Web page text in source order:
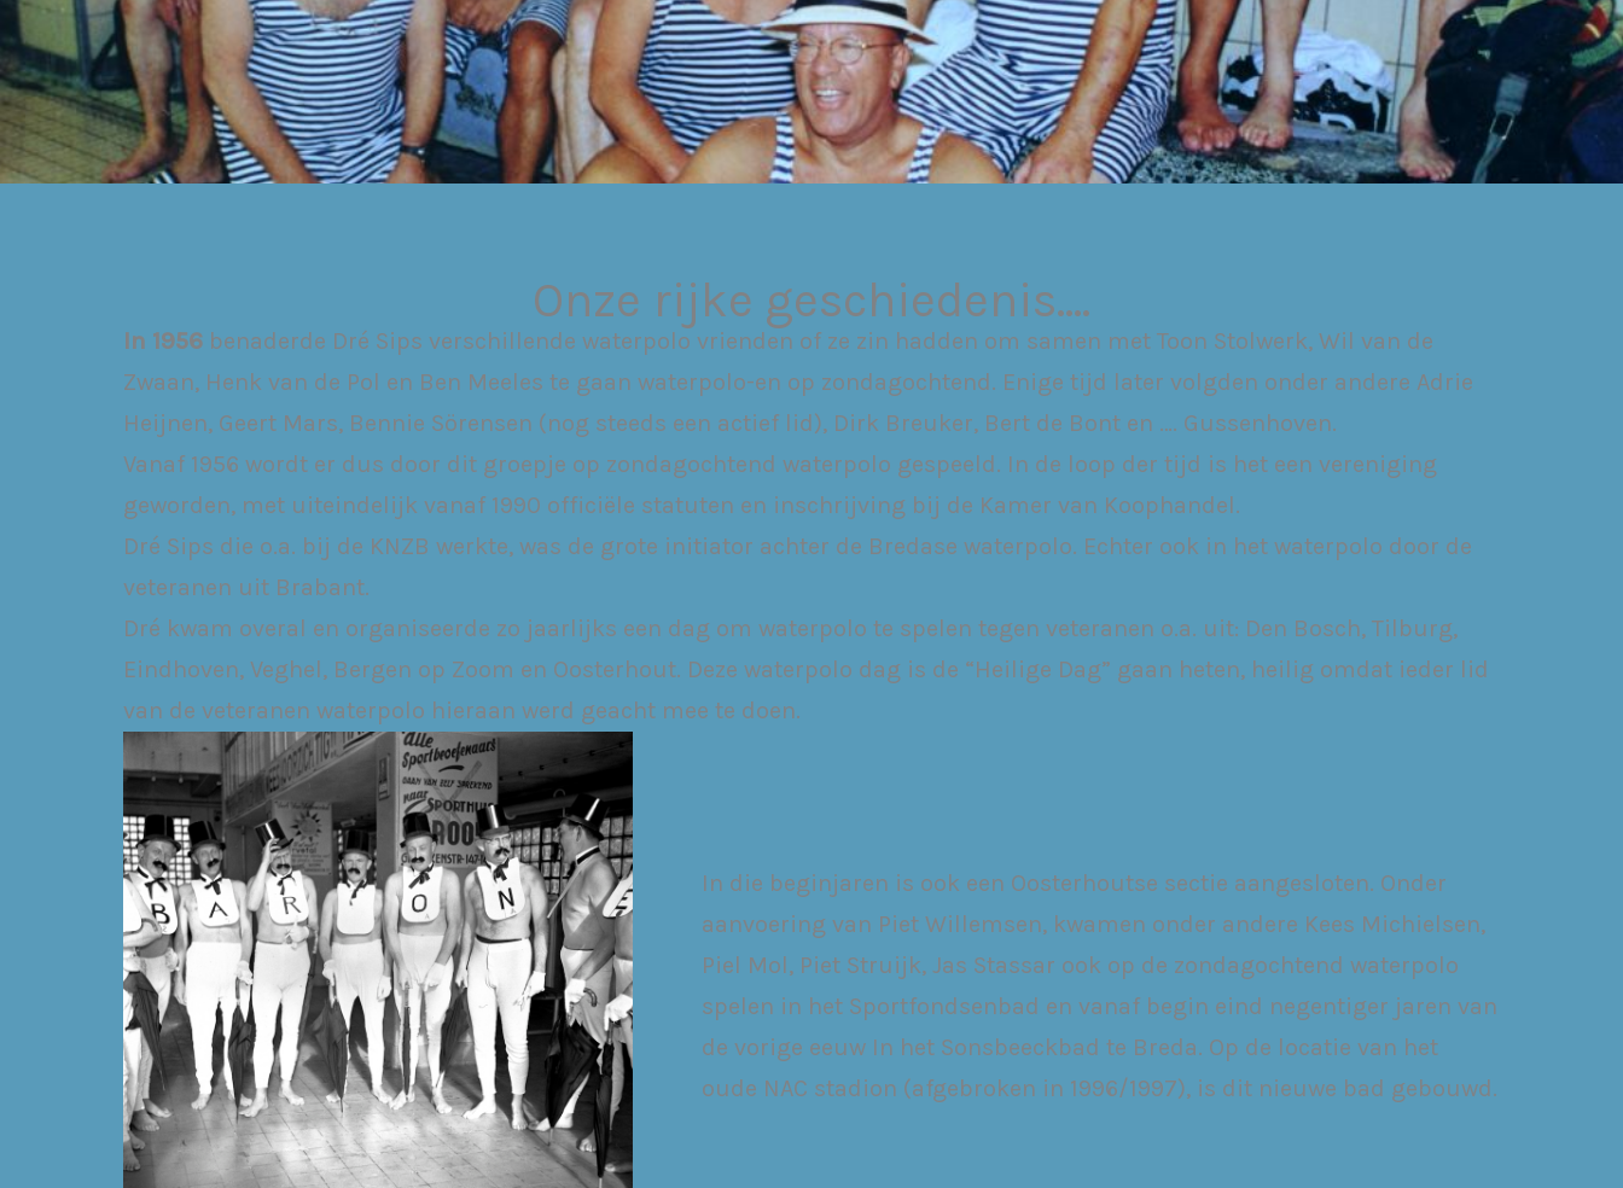
Onze rijke geschiedenis….
In 1956 benaderde Dré Sips verschillende waterpolo vrienden of ze zin hadden om samen met Toon Stolwerk, Wil van de
Zwaan, Henk van de Pol en Ben Meeles te gaan waterpolo-en op zondagochtend. Enige tijd later volgden onder andere Adrie
Heijnen, Geert Mars, Bennie Sörensen (nog steeds een actief lid), Dirk Breuker, Bert de Bont en …. Gussenhoven.
Vanaf 1956 wordt er dus door dit groepje op zondagochtend waterpolo gespeeld. In de loop der tijd is het een vereniging
geworden, met uiteindelijk vanaf 1990 officiële statuten en inschrijving bij de Kamer van Koophandel.
Dré Sips die o.a. bij de KNZB werkte, was de grote initiator achter de Bredase waterpolo. Echter ook in het waterpolo door de
veteranen uit Brabant.
Dré kwam overal en organiseerde zo jaarlijks een dag om waterpolo te spelen tegen veteranen o.a. uit: Den Bosch, Tilburg,
Eindhoven, Veghel, Bergen op Zoom en Oosterhout. Deze waterpolo dag is de “Heilige Dag” gaan heten, heilig omdat ieder lid
van de veteranen waterpolo hieraan werd geacht mee te doen.
In die beginjaren is ook een Oosterhoutse sectie aangesloten. Onder
aanvoering van Piet Willemsen, kwamen onder andere Kees Michielsen,
Piel Mol, Piet Struijk, Jas Stassar ook op de zondagochtend waterpolo
spelen in het Sportfondsenbad en vanaf begin eind negentiger jaren van
de vorige eeuw In het Sonsbeeckbad te Breda. Op de locatie van het
oude NAC stadion (afgebroken in 1996/1997), is dit nieuwe bad gebouwd.